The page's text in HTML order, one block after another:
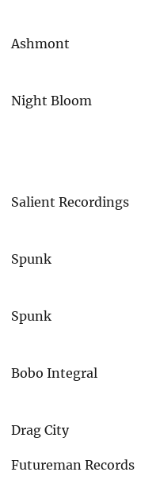
Ashmont
Night Bloom
Salient Recordings
Spunk
Spunk
Bobo Integral
Drag City
Futureman Records